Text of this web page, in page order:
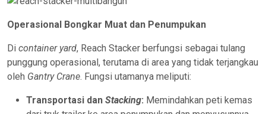
Operasional Bongkar Muat dan Penumpukan
Di container yard, Reach Stacker berfungsi sebagai tulang
punggung operasional, terutama di area yang tidak terjangkau
oleh Gantry Crane. Fungsi utamanya meliputi:
Transportasi dan Stacking: Memindahkan peti kemas